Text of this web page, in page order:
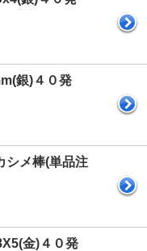
銀)４０発
シメ棒(単品注
金)４０発